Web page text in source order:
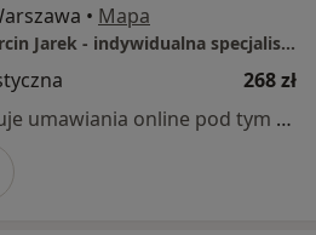
• Mapa
Lekarz Medycyny Marcin Jarek - indywidualna specjalistyczna praktyka lekarska
268 zł
Specjalista nie oferuje umawiania online pod tym adresem.